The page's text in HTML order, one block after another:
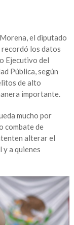
el diputado
recordó los datos
Ejecutivo del
Pública, según
de alto
importante.
mucho por
combate de
alterar el
a quienes